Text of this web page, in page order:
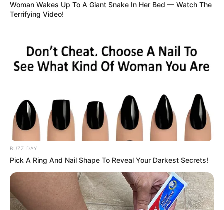
Woman Wakes Up To A Giant Snake In Her Bed — Watch The
Terrifying Video!
BUZZ DAY
Pick A Ring And Nail Shape To Reveal Your Darkest Secrets!